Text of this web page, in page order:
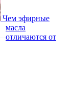
Чем эфирные
масла
отличаются от